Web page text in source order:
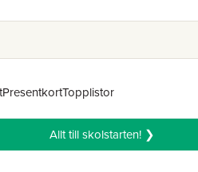
PresentkortTopplistor
Allt till skolstarten! ❯